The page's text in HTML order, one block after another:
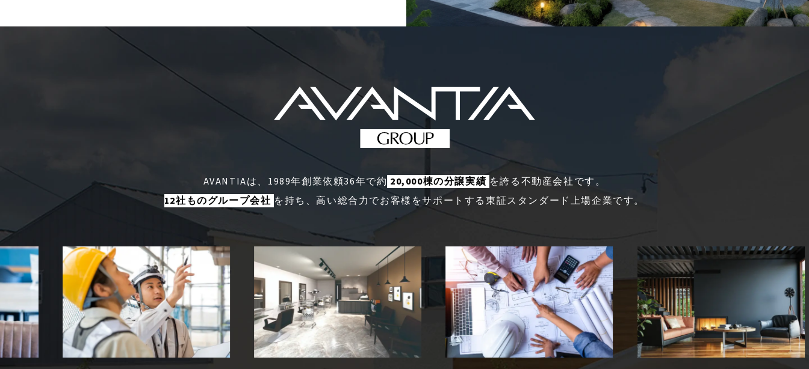
AVANTIAは、1989年創業依頼36年で約 20,000棟の分譲実績 を誇る不動産会社です。
12社ものグループ会社 を持ち、高い総合力でお客様をサポートする東証スタンダード上場企業です。